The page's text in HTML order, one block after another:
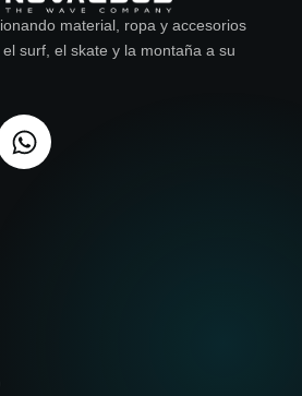
material, ropa y accesorios
surf, el skate y la montaña a su
W
h
a